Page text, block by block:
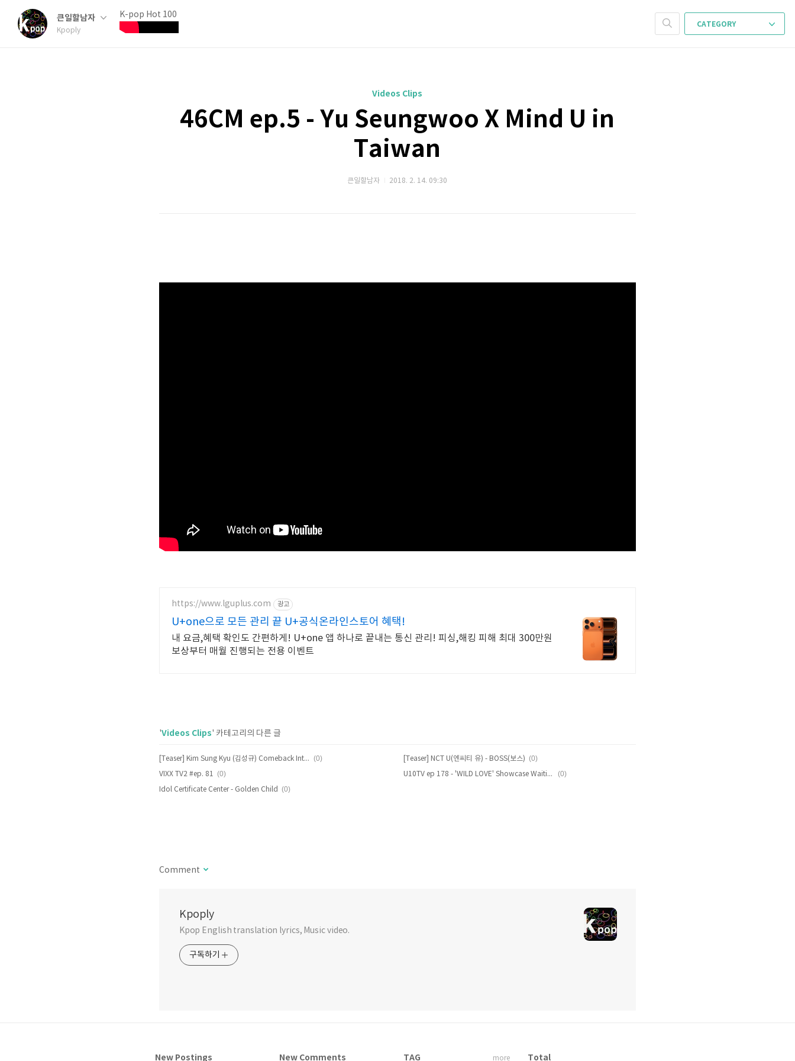
K-pop Hot 100
큰일할남자
Kpoply
CATEGORY
Videos Clips
46CM ep.5 - Yu Seungwoo X Mind U in
Taiwan
큰일할남자 2018. 2. 14. 09:30
https://www.lguplus.com 광고
U+one으로 모든 관리 끝 U+공식온라인스토어 혜택!
내 요금,혜택 확인도 간편하게! U+one 앱 하나로 끝내는 통신 관리! 피싱,해킹 피해 최대 300만원
보상부터 매월 진행되는 전용 이벤트
'Videos Clips' 카테고리의 다른 글
[Teaser] Kim Sung Kyu (김성규) Comeback Interview (0) [Teaser] NCT U(엔씨티 유) - BOSS(보스) (0)
VIXX TV2 #ep. 81 (0) U10TV ep 178 - 'WILD LOVE' Showcase Waiting Room (0)
Idol Certificate Center - Golden Child (0)
Comment
Kpoply
Kpop English translation lyrics, Music video.
구독하기
New Postings New Comments TAG more Total